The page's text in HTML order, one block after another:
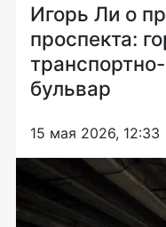
Игорь Ли о
проспекта:
бульвар
15 мая 2026, 12:33